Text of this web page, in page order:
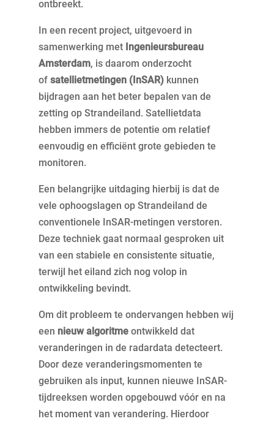
ontbreekt.
In een recent project, uitgevoerd in
samenwerking met Ingenieursbureau
Amsterdam, is daarom onderzocht
of satellietmetingen (InSAR)kunnen
bijdragen aan het beter bepalen van de
zetting op Strandeiland. Satellietdata
hebben immers de potentie om relatief
eenvoudig en efficiënt grote gebieden te
monitoren.
Een belangrijke uitdaging hierbij is dat de
vele ophoogslagen op Strandeiland de
conventionele InSAR-metingen verstoren.
Deze techniek gaat normaal gesproken uit
van een stabiele en consistente situatie,
terwijl het eiland zich nog volop in
ontwikkeling bevindt.
Om dit probleem te ondervangen hebben wij
een nieuw algoritmeontwikkeld dat
veranderingen in de radardata detecteert.
Door deze veranderingsmomenten te
gebruiken als input, kunnen nieuwe InSAR-
tijdreeksen worden opgebouwd vóór en na
het moment van verandering. Hierdoor